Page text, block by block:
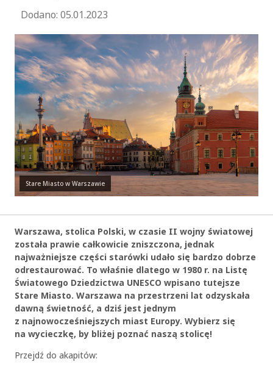
Dodano: 05.01.2023Zaktualizowano 2023-01-20 15:08:33
Stare Miasto w Warszawie
Warszawa, stolica Polski, w czasie II wojny światowej
została prawie całkowicie zniszczona, jednak
najważniejsze części starówki udało się bardzo dobrze
odrestaurować. To właśnie dlatego w 1980 r. na Listę
Światowego Dziedzictwa UNESCO wpisano tutejsze
Stare Miasto. Warszawa na przestrzeni lat odzyskała
dawną świetność, a dziś jest jednym
z najnowocześniejszych miast Europy. Wybierz się
na wycieczkę, by bliżej poznać naszą stolicę!
Przejdź do akapitów: